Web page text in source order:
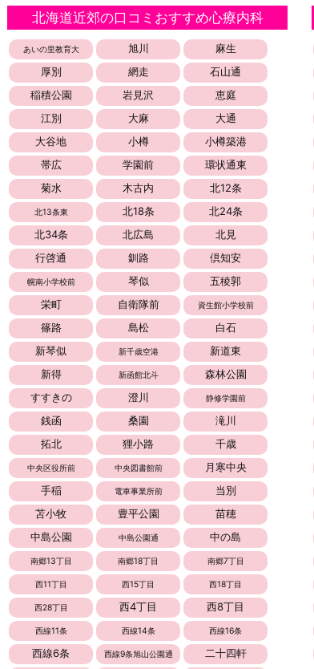
北海道近郊の口コミおすすめ心療内科
あいの里教育大 旭川
麻生
厚別
網走
石山通
稲積公園
岩見沢
恵庭
江別
大麻
大通
大谷地
小樽
小樽築港
帯広
学園前
環状通東
菊水
木古内 北12条
北13条東 北18条
北24条
北34条
北広島
北見
行啓通
釧路 倶知安
幌南小学校前 琴似
五稜郭
栄町
自衛隊前 資生館小学校前
篠路 島松
白石
新琴似
新千歳空港
新道東
新得
新函館北斗
森林公園
すすきの
澄川 静修学園前
銭函 桑園
滝川
拓北
狸小路 千歳
中央区役所前 中央図書館前
月寒中央
手稲
電車事業所前
当別
苫小牧
豊平公園
苗穂
中島公園
中島公園通 中の島
南郷13丁目 南郷18丁目 南郷7丁目
西11丁目 西15丁目 西18丁目
西28丁目 西4丁目 西8丁目
西線11条 西線14条 西線16条
西線6条 西線9条旭山公園通 二十四軒